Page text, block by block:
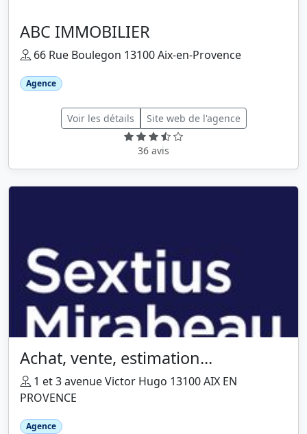
ABC IMMOBILIER
66 Rue Boulegon 13100 Aix-en-Provence
Agence
Voir les détails Site web de l'agence
36 avis
Achat, vente, estimation...
1 et 3 avenue Victor Hugo 13100 AIX EN
PROVENCE
Agence